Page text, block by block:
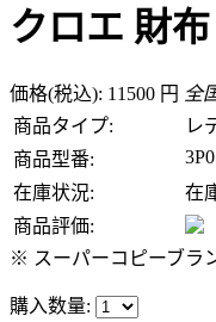
クロエ 財
価格(税込): 11500 円 全
商品タイプ:
レ
商品型番:
在庫状況:
在
商品評価:
※ スーパーコピーブラ
購入数量: